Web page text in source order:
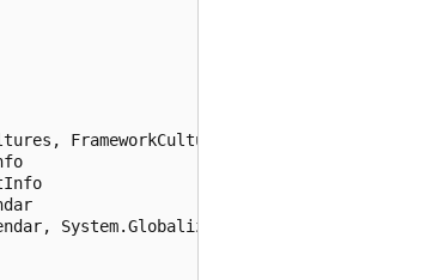
FrameworkCultures
System.Globalization.GregorianCalendar}